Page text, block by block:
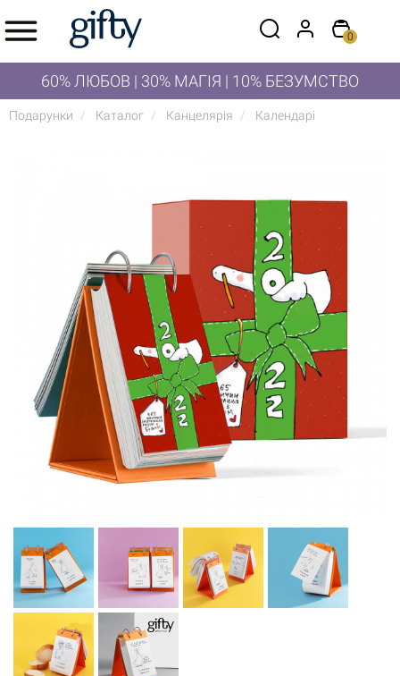
0
60% ЛЮБОВ | 30% МАГІЯ | 10% БЕЗУМСТВО
Подарунки Каталог Канцелярія Календарі